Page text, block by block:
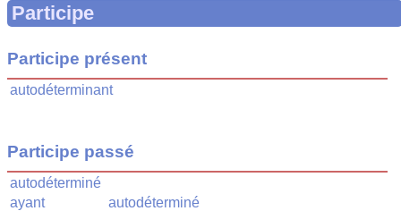
Participe
Participe présent
autodéterminant
Participe passé
autodéterminé
ayant
autodéterminé